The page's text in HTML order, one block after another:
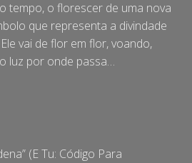
tempo, o florescer de uma nova
que representa a divindade
vai de flor em flor, voando,
luz por onde passa…
(E Tu: Código Para